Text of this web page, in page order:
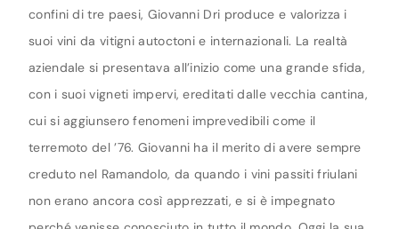
confini di tre paesi, Giovanni Dri produce e valorizza i
suoi vini da vitigni autoctoni e internazionali. La realtà
aziendale si presentava all’inizio come una grande sfida,
con i suoi vigneti impervi, ereditati dalle vecchia cantina,
cui si aggiunsero fenomeni imprevedibili come il
terremoto del ’76. Giovanni ha il merito di avere sempre
creduto nel Ramandolo, da quando i vini passiti friulani
non erano ancora così apprezzati, e si è impegnato